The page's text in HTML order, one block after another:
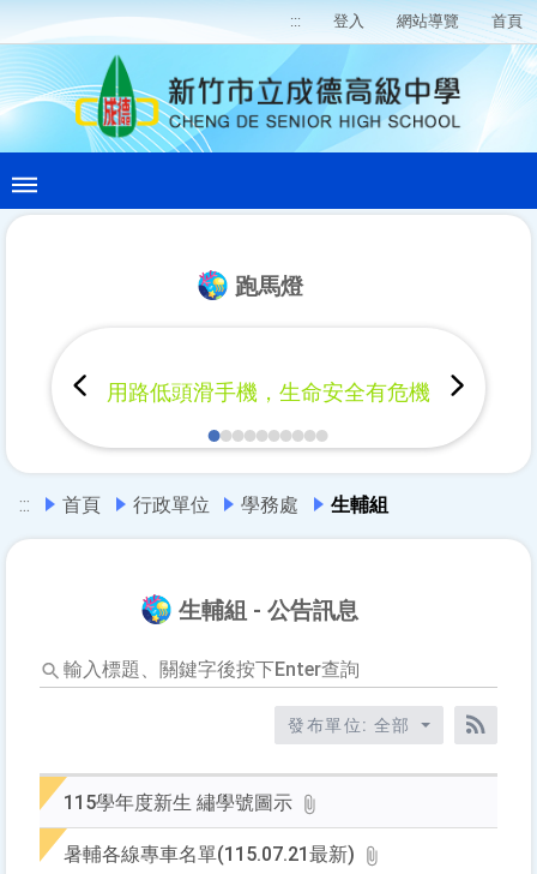
::: 登入 網站導覽 首頁
跑馬燈
用路低頭滑手機，生命安全有危機
::: 首頁 行政單位 學務處 生輔組
生輔組 - 公告訊息
輸
入
鍵
字
後
按
發布單位: 全部
RSS訂
115學年度新生 繡學號圖示
暑輔各線專車名單(115.07.21最新)